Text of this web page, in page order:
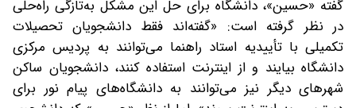
گفته «حسین»، دانشگاه برای حل این مشکل به‌تازگی راه‌حلی
در نظر گرفته است: «گفته‌اند فقط دانشجویان تحصیلات
تکمیلی با تأییدیه استاد راهنما می‌توانند به پردیس مرکزی
دانشگاه بیایند و از اینترنت استفاده کنند، دانشجویان ساکن
شهرهای دیگر نیز می‌توانند به دانشگاه‌های پیام نور برای